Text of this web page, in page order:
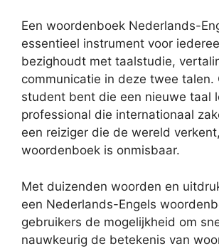
Een woordenboek Nederlands-
essentieel instrument voor
bezighoudt met taalstudie,
communicatie in deze twee talen.
student bent die een nieuwe taal
professional die internationaal
een reiziger die de wereld
woordenboek is onmisbaar.
Met duizenden woorden en
een Nederlands-Engels
gebruikers de mogelijkheid om
nauwkeurig de betekenis van